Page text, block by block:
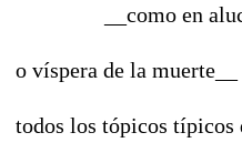
__como en
o víspera de la muerte__
todos los tópicos típicos